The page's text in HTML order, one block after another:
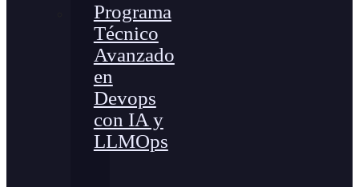
Programa
Técnico
Avanzado
en
Devops
con IA y
LLMOps